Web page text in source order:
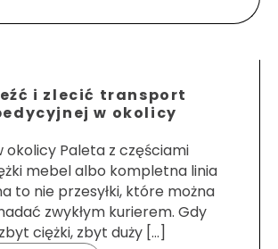
i zlecić transport
w okolicy
okolicy Paleta z częściami
mebel albo kompletna linia
to nie przesyłki, które można
zwykłym kurierem. Gdy
ciężki, zbyt duży […]